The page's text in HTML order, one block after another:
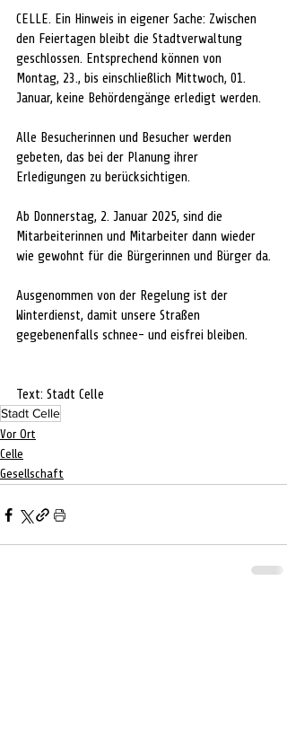
CELLE. Ein Hinweis in eigener Sache: Zwischen
den Feiertagen bleibt die Stadtverwaltung
geschlossen. Entsprechend können von
Montag, 23., bis einschließlich Mittwoch, 01.
Januar, keine Behördengänge erledigt werden.
Alle Besucherinnen und Besucher werden
gebeten, das bei der Planung ihrer
Erledigungen zu berücksichtigen.
Ab Donnerstag, 2. Januar 2025, sind die
Mitarbeiterinnen und Mitarbeiter dann wieder
wie gewohnt für die Bürgerinnen und Bürger da.
Ausgenommen von der Regelung ist der
Winterdienst, damit unsere Straßen
gegebenenfalls schnee- und eisfrei bleiben.
Text: Stadt Celle
Stadt Celle
Vor Ort
Celle
Gesellschaft